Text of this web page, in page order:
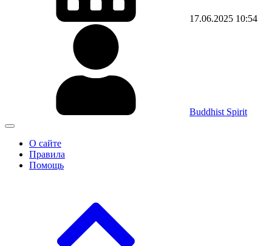
17.06.2025 10:54
Buddhist Spirit
О сайте
Правила
Помощь